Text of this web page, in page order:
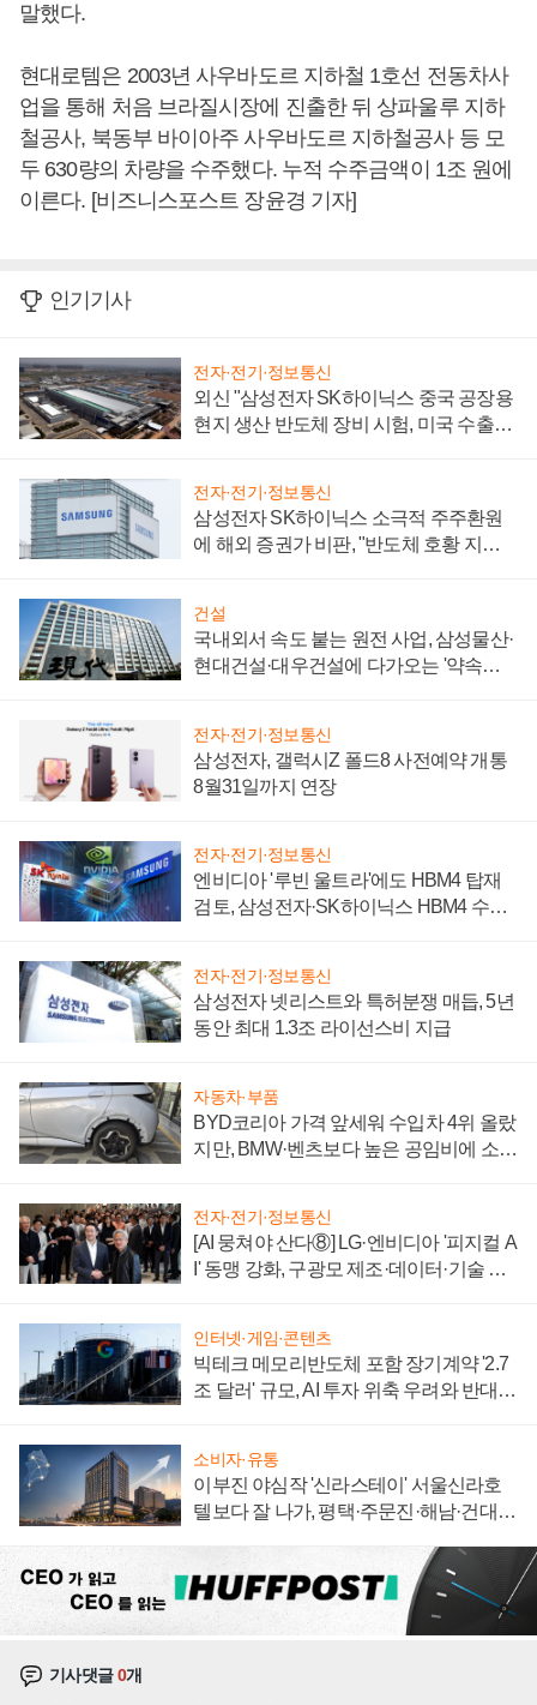
말했다.
현대로템은 2003년 사우바도르 지하철 1호선 전동차사
업을 통해 처음 브라질시장에 진출한 뒤 상파울루 지하
철공사, 북동부 바이아주 사우바도르 지하철공사 등 모
두 630량의 차량을 수주했다. 누적 수주금액이 1조 원에
이른다. [비즈니스포스트 장윤경 기자]
인기기사
전자·전기·정보통신
외신 "삼성전자 SK하이닉스 중국 공장용
현지 생산 반도체 장비 시험, 미국 수출통
전자·전기·정보통신
삼성전자 SK하이닉스 소극적 주주환원
에 해외 증권가 비판, "반도체 호황 지속
건설
국내외서 속도 붙는 원전 사업, 삼성물산·
현대건설·대우건설에 다가오는 '약속의
전자·전기·정보통신
삼성전자, 갤럭시Z 폴드8 사전예약 개통
8월31일까지 연장
전자·전기·정보통신
엔비디아 '루빈 울트라'에도 HBM4 탑재
검토, 삼성전자·SK하이닉스 HBM4 수율
전자·전기·정보통신
삼성전자 넷리스트와 특허분쟁 매듭, 5년
동안 최대 1.3조 라이선스비 지급
자동차·부품
BYD코리아 가격 앞세워 수입차 4위 올랐
지만, BMW·벤츠보다 높은 공임비에 소비
전자·전기·정보통신
[AI 뭉쳐야 산다⑧] LG·엔비디아 '피지컬 A
I' 동맹 강화, 구광모 제조·데이터·기술 결
인터넷·게임·콘텐츠
빅테크 메모리반도체 포함 장기계약 '2.7
조 달러' 규모, AI 투자 위축 우려와 반대
소비자·유통
이부진 야심작 '신라스테이' 서울신라호
텔보다 잘 나가, 평택·주문진·해남·건대로
기사댓글0개